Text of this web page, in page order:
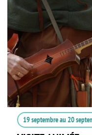
19 septembreau 20